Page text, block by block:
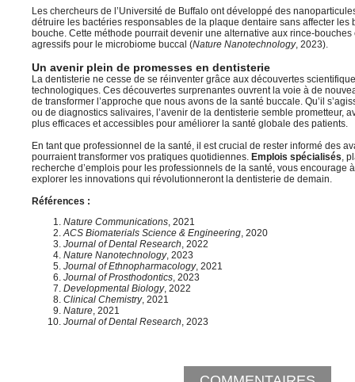
Les chercheurs de l’Université de Buffalo ont développé des
détruire les bactéries responsables de la plaque dentaire sans affecter les
bouche. Cette méthode pourrait devenir une alternative aux rince-
agressifs pour le microbiome buccal (Nature Nanotechnology, 2023).
Un avenir plein de promesses en dentisterie
La dentisterie ne cesse de se réinventer grâce aux découvertes
technologiques. Ces découvertes surprenantes ouvrent la voie à de
de transformer l’approche que nous avons de la santé buccale. Qu’il
ou de diagnostics salivaires, l’avenir de la dentisterie semble prometteur,
plus efficaces et accessibles pour améliorer la santé globale des patients.
En tant que professionnel de la santé, il est crucial de rester informé des
pourraient transformer vos pratiques quotidiennes. Emplois spécialisés,
recherche d’emplois pour les professionnels de la santé, vous encourage
explorer les innovations qui révolutionneront la dentisterie de demain.
Références :
Nature Communications, 2021
ACS Biomaterials Science & Engineering, 2020
Journal of Dental Research, 2022
Nature Nanotechnology, 2023
Journal of Ethnopharmacology, 2021
Journal of Prosthodontics, 2023
Developmental Biology, 2022
Clinical Chemistry, 2021
Nature, 2021
Journal of Dental Research, 2023